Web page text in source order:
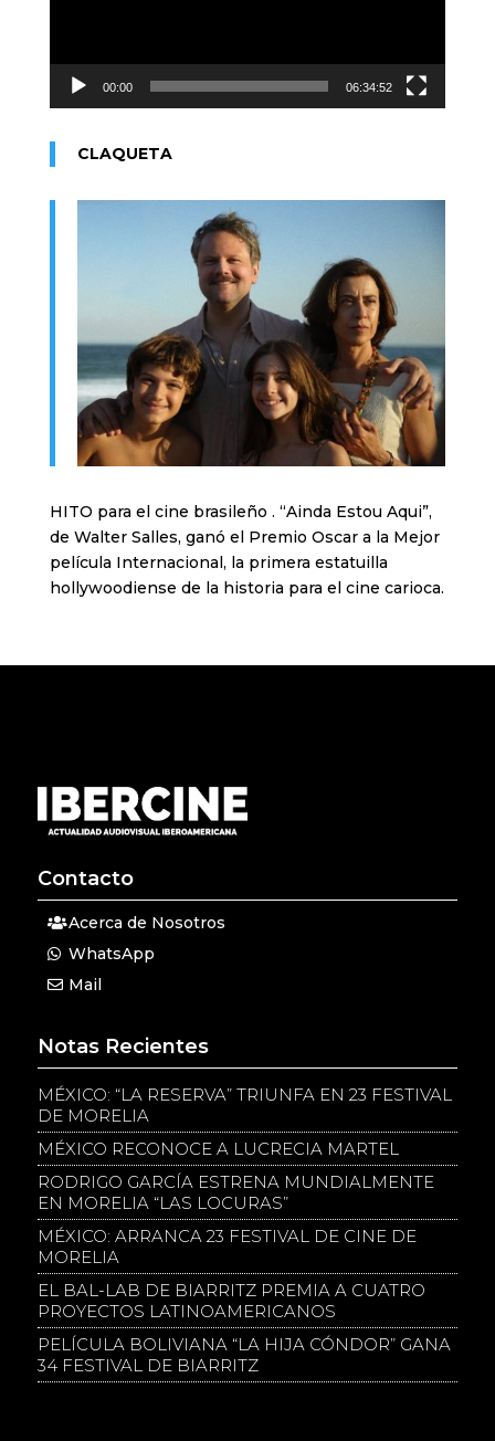
00:00 06:34:52
CLAQUETA
HITO para el cine brasileño . “Ainda Estou Aqui”,
de Walter Salles, ganó el Premio Oscar a la Mejor
película Internacional, la primera estatuilla
hollywoodiense de la historia para el cine carioca.
Contacto
Acerca de Nosotros
WhatsApp
Mail
Notas Recientes
MÉXICO: “LA RESERVA” TRIUNFA EN 23 FESTIVAL
DE MORELIA
MÉXICO RECONOCE A LUCRECIA MARTEL
RODRIGO GARCÍA ESTRENA MUNDIALMENTE
EN MORELIA “LAS LOCURAS”
MÉXICO: ARRANCA 23 FESTIVAL DE CINE DE
MORELIA
EL BAL-LAB DE BIARRITZ PREMIA A CUATRO
PROYECTOS LATINOAMERICANOS
PELÍCULA BOLIVIANA “LA HIJA CÓNDOR” GANA
34 FESTIVAL DE BIARRITZ